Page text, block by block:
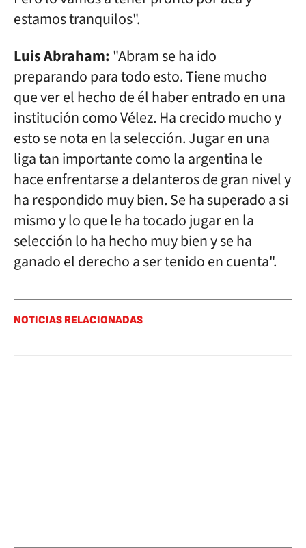
estamos tranquilos".
Luis Abraham:"Abram se ha ido
preparando para todo esto. Tiene mucho
que ver el hecho de él haber entrado en una
institución como Vélez. Ha crecido mucho y
esto se nota en la selección. Jugar en una
liga tan importante como la argentina le
hace enfrentarse a delanteros de gran nivel y
ha respondido muy bien. Se ha superado a si
mismo y lo que le ha tocado jugar en la
selección lo ha hecho muy bien y se ha
ganado el derecho a ser tenido en cuenta".
NOTICIAS RELACIONADAS